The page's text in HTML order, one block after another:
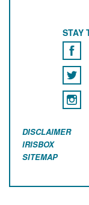
STAY
DISCLAIMER
IRISBOX
SITEMAP